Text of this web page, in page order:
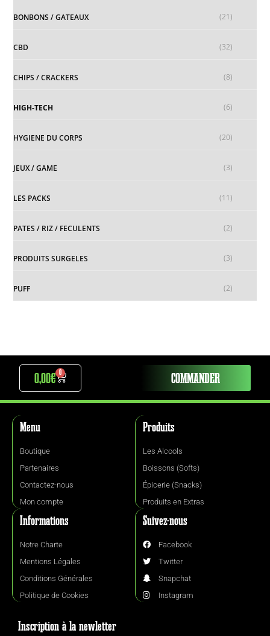
BONBONS / GATEAUX (21)
CBD (32)
CHIPS / CRACKERS (8)
HIGH-TECH (6)
HYGIENE DU CORPS (20)
JEUX / GAME (3)
LES PACKS (11)
PATES / RIZ / FECULENTS (2)
PRODUITS SURGELES (3)
PUFF (2)
0,00€ COMMANDER
Menu
Boutique
Partenaires
Contactez-nous
Mon compte
Produits
Les Alcools
Boissons (Softs)
Épicerie (Snacks)
Produits en Extras
Informations
Notre Charte
Mentions Légales
Conditions Générales
Politique de Cookies
Suivez-nous
Facebook
Twitter
Snapchat
Instagram
Inscription à la newletter